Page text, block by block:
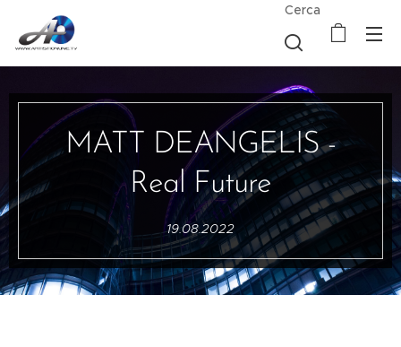
Cerca
MATT DEANGELIS -
Real Future
19.08.2022